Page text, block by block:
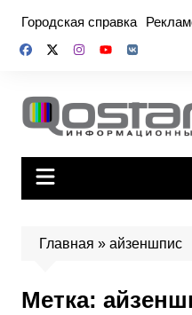
содержимому
Городская справка
Главная » айзеншпис
Метка: